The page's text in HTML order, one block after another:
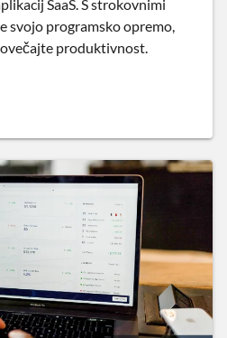
SaaS. S strokovnimi
svojo programsko opremo,
produktivnost.